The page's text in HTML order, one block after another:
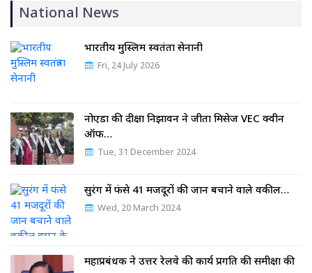
National News
भारतीय मुस्लिम स्वतंत्रता सेनानी
Fri, 24 July 2026
नोएडा की दीक्षा निझावन ने जीता मिसेज VEC क्वीन
ऑफ…
Tue, 31 December 2024
सुरंग में फंसे 41 मजदूरों की जान बचाने वाले वकील…
Wed, 20 March 2024
महाप्रबंधक ने उत्तर रेलवे की कार्य प्रगति की समीक्षा की